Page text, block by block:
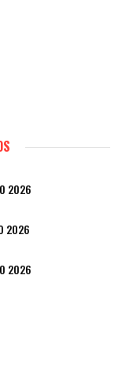
2026
2026
2026